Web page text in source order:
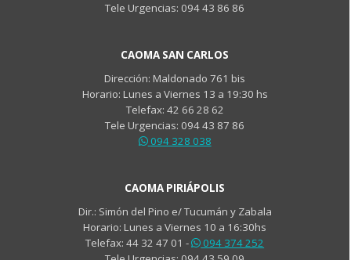
Tele Urgencias: 094 43 86 86
CAOMA SAN CARLOS
Dirección: Maldonado 761 bis
Horario: Lunes a Viernes 13 a 19:30 hs
Telefax: 42 66 28 62
Tele Urgencias: 094 43 87 86
094 328 038
CAOMA PIRIÁPOLIS
Dir.: Simón del Pino e/ Tucumán y Zabala
Horario: Lunes a Viernes 10 a 16:30hs
Telefax: 44 32 47 01 -
094 374 252